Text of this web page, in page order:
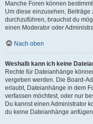
Manche Foren können
Um diese einzusehen,
durchzuführen, brauchst du
einen Moderator oder
Nach oben
Weshalb kann ich keine
Rechte für Dateianhänge
vergeben werden. Die Board-
erlaubt, Dateianhänge in dem
verfassen möchtest, oder nur
Du kannst einen Administrator
du keine Dateianhänge